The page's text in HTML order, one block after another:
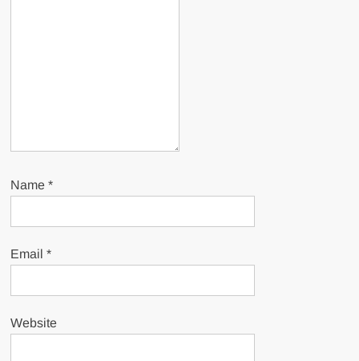
Name*
Email*
Website